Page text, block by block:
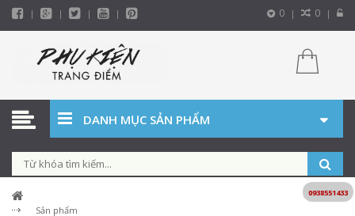
0 0
DANH MỤC SẢN PHẨM
Sản phẩm
0938551433